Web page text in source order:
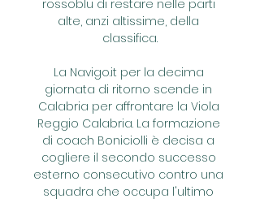
rossoblu di restare nelle parti
alte, anzi altissime, della
classifica.
La Navigo.it per la decima
giornata di ritorno scende in
Calabria per affrontare la Viola
Reggio Calabria. La formazione
di coach Boniciolli è decisa a
cogliere il secondo successo
esterno consecutivo contro una
squadra che occupa l'ultimo